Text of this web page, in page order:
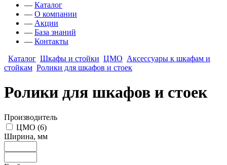
— Каталог
— О компании
— Акции
— База знаний
— Контакты
Каталог Шкафы и стойки ЦМО Аксессуары к шкафам и
стойкам Ролики для шкафов и стоек
Ролики для шкафов и стоек
Производитель
ЦМО (6)
Ширина, мм